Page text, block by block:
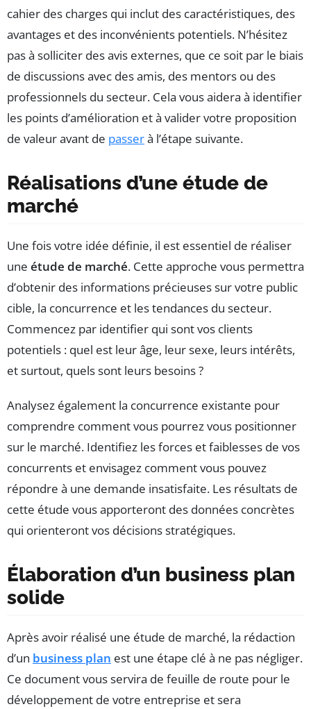
cahier des charges qui inclut des caractéristiques, des
avantages et des inconvénients potentiels. N’hésitez
pas à solliciter des avis externes, que ce soit par le biais
de discussions avec des amis, des mentors ou des
professionnels du secteur. Cela vous aidera à identifier
les points d’amélioration et à valider votre proposition
de valeur avant de passerà l’étape suivante.
Réalisations d’une étude de
marché
Une fois votre idée définie, il est essentiel de réaliser
une étude de marché. Cette approche vous permettra
d’obtenir des informations précieuses sur votre public
cible, la concurrence et les tendances du secteur.
Commencez par identifier qui sont vos clients
potentiels : quel est leur âge, leur sexe, leurs intérêts,
et surtout, quels sont leurs besoins ?
Analysez également la concurrence existante pour
comprendre comment vous pourrez vous positionner
sur le marché. Identifiez les forces et faiblesses de vos
concurrents et envisagez comment vous pouvez
répondre à une demande insatisfaite. Les résultats de
cette étude vous apporteront des données concrètes
qui orienteront vos décisions stratégiques.
Élaboration d’un business plan
solide
Après avoir réalisé une étude de marché, la rédaction
d’un business plan est une étape clé à ne pas négliger.
Ce document vous servira de feuille de route pour le
développement de votre entreprise et sera